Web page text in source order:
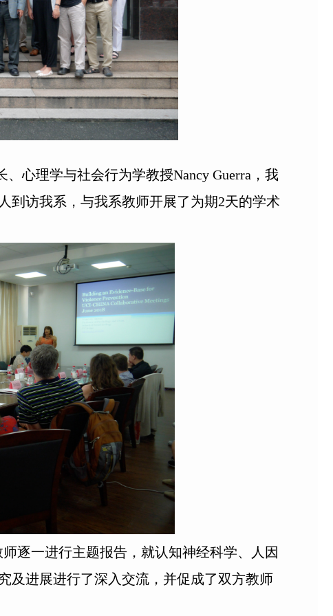
心理学与社会行为学教授Nancy Guerra，我
到访我系，与我系教师开展了为期2天的学术
逐一进行主题报告，就认知神经科学、人因
及进展进行了深入交流，并促成了双方教师